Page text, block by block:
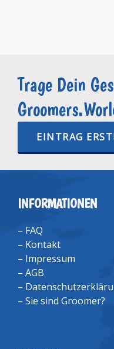
Trage Dein
EINTRAG
INFORMATIONEN
– FAQ
– Kontakt
– Impressum
– AGB
–
– Sie sind Groomer?